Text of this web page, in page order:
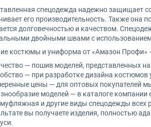
спецодежда надежно защищает
его производительность. Также она
долговечностью и качеством.
двойными швами с
костюмы и униформа от «Амазон Профи»
— пошив моделей, представленных
— при разработке дизайна костюмов
цены — для оптовых покупателей
моделей — в каталоге
и другие виды спецодежды всех
вы получаете изделия, полностью